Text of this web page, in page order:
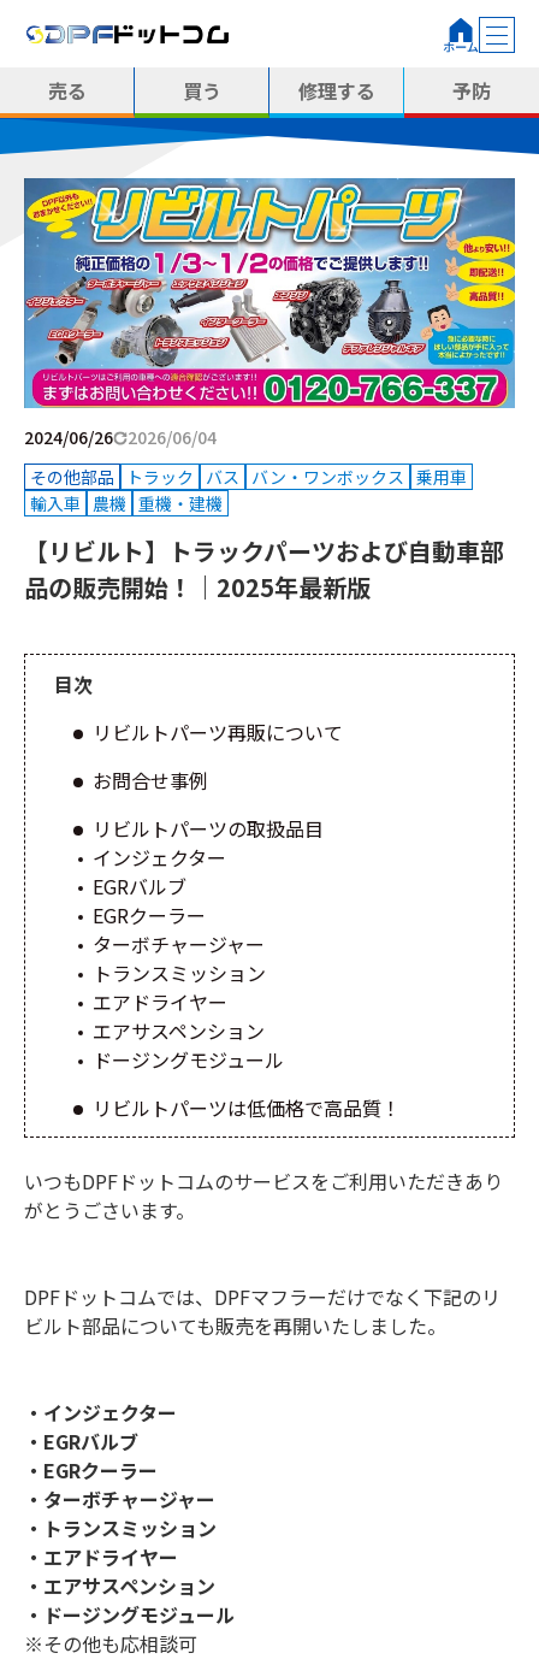
売る 買う 修理する 予防
2024/06/26
2026/06/04
その他部品
トラック バス バン・ワンボックス 乗用車
輸入車 農機 重機・建機
【リビルト】トラックパーツおよび自動車部
品の販売開始！｜2025年最新版
目次
リビルトパーツ再販について
お問合せ事例
リビルトパーツの取扱品目
インジェクター
EGRバルブ
EGRクーラー
ターボチャージャー
トランスミッション
エアドライヤー
エアサスペンション
ドージングモジュール
リビルトパーツは低価格で高品質！
いつもDPFドットコムのサービスをご利用いただきあり
がとうごさいます。
DPFドットコムでは、DPFマフラーだけでなく下記のリ
ビルト部品についても販売を再開いたしました。
・インジェクター
・EGRバルブ
・EGRクーラー
・ターボチャージャー
・トランスミッション
・エアドライヤー
・エアサスペンション
・ドージングモジュール
※その他も応相談可